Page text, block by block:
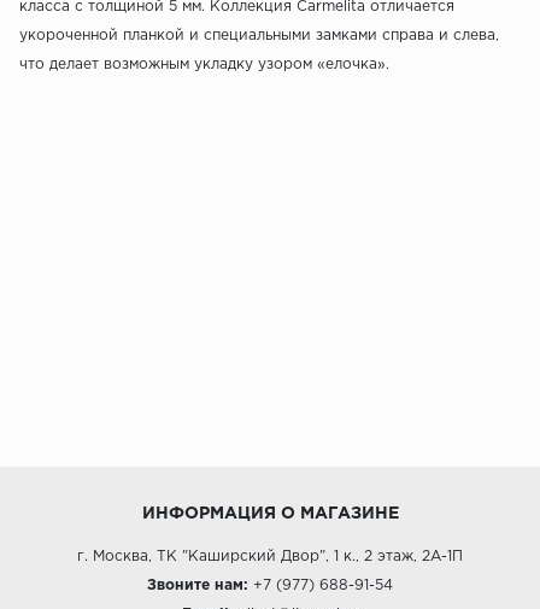
класса с толщиной 5 мм. Коллекция Carmelita отличается
укороченной планкой и специальными замками справа и слева,
что делает возможным укладку узором «елочка».
ИНФОРМАЦИЯ О МАГАЗИНЕ
г. Москва, ТК "Каширский Двор", 1 к., 2 этаж, 2А-1П
Звоните нам: +7 (977) 688-91-54